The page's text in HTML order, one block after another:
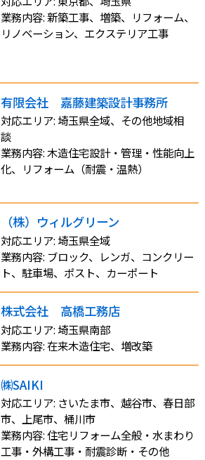
業務内容: 新築工事、増築、リフォーム、
リノベーション、エクステリア工事
有限会社 嘉藤建築設計事務所
対応エリア: 埼玉県全域、その他地域相
談
業務内容: 木造住宅設計・管理・性能向上
化、リフォーム（耐震・温熱）
（株）ウィルグリーン
対応エリア: 埼玉県全域
業務内容: ブロック、レンガ、コンクリー
ト、駐車場、ポスト、カーポート
株式会社 高橋工務店
対応エリア: 埼玉県南部
業務内容: 在来木造住宅、増改築
㈱SAIKI
対応エリア: さいたま市、越谷市、春日部
市、上尾市、桶川市
業務内容: 住宅リフォーム全般・水まわり
工事・外構工事・耐震診断・その他